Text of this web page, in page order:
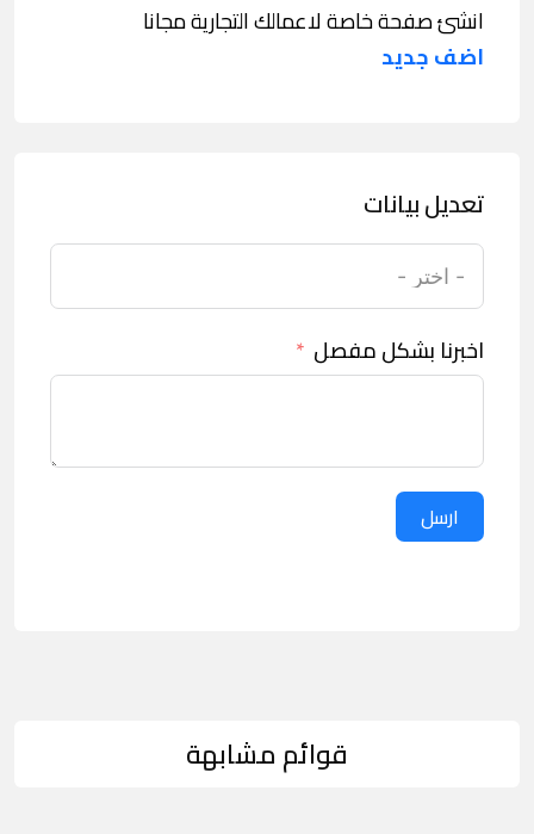
انشئ صفحة خاصة لاعمالك التجارية مجانا
اضف جديد
تعديل بيانات
اخبرنا بشكل مفصل
ارسل
قوائم مشابهة